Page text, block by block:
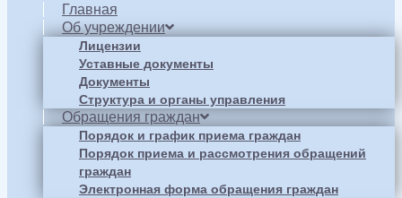
Главная
Об учреждении
Лицензии
Уставные документы
Документы
Структура и органы управления
Обращения граждан
Порядок и график приема граждан
Порядок приема и рассмотрения обращений
граждан
Электронная форма обращения граждан